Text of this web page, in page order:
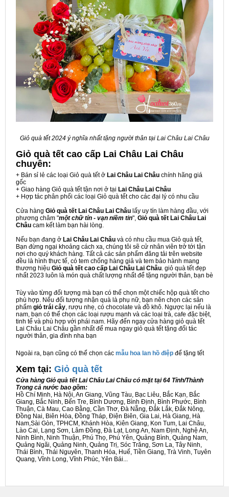
Giỏ quà tết 2024 ý nghĩa nhất tặng người thân tại Lai Châu Lai Châu
Giỏ quà tết cao cấp Lai Châu Lai Châu
chuyên:
+ Bán sỉ lẻ các loại Giỏ quà tết ở Lai Châu Lai Châu chính hãng giá
gốc
+ Giao hàng Giỏ quà tết tận nơi ở tại Lai Châu Lai Châu
+ Hợp tác phân phối các loại Giỏ quà tết cho các đại lý có nhu cầu
Cửa hàng Giỏ quà tết Lai Châu Lai Châu lấy uy tín làm hàng đầu, với
phương châm "một chữ tín - vạn niềm tin", Giỏ quà tết Lai Châu Lai
Châu cam kết làm bạn hài lòng.
Nếu bạn đang ở Lai Châu Lai Châu và có nhu cầu mua Giỏ quà tết,
Bạn đừng ngại khoảng cách xa, chúng tôi sẽ cử nhân viên trở tới tận
nơi cho quý khách hàng. Tất cả các sản phẩm đăng tải trên website
đều là hình thực tế, có tem chống hàng giả và tem bảo hành mang
thương hiệu Giỏ quà tết cao cấp Lai Châu Lai Châu. giỏ quà tết đẹp
nhất 2023 luôn là món quà chất lượng nhất để tặng người thân, bạn bè
Tùy vào từng đối tượng mà bạn có thể chọn một chiếc hộp quà tết cho
phù hợp. Nếu đối tượng nhận quà là phụ nữ, bạn nên chọn các sản
phẩm giỏ trái cây, rượu nhẹ, có chocolate và đồ khô. Ngược lại nếu là
nam, bạn có thể chọn các loại rượu mạnh và các loại trà, cafe đặc biệt,
tinh tế và phù hợp với phái nam. Hãy đến ngay cửa hàng giỏ quà tết
Lai Châu Lai Châu gần nhất để mua ngay giỏ quà tết tặng đối tác
người thân, gia đình nha bạn
Ngoài ra, bạn cũng có thể chọn các mẫu hoa lan hồ điệp để tặng tết
Xem tại: Giỏ quà tết
Cửa hàng Giỏ quà tết Lai Châu Lai Châu có mặt tại 64 Tỉnh/Thành
Trong cả nước bao gồm:
Hồ Chí Minh, Hà Nội, An Giang, Vũng Tàu, Bạc Liêu, Bắc Kạn, Bắc
Giang, Bắc Ninh, Bến Tre, Bình Dương, Bình Định, Bình Phước, Bình
Thuận, Cà Mau, Cao Bằng, Cần Thơ, Đà Nẵng, Đắk Lắk, Đắk Nông,
Đồng Nai, Biên Hòa, Đồng Tháp, Điện Biên, Gia Lai, Hà Giang, Hà
Nam,Sài Gòn, TPHCM, Khánh Hòa, Kiên Giang, Kon Tum, Lai Châu,
Lào Cai, Lạng Sơn, Lâm Đồng, Đà Lạt, Long An, Nam Định, Nghệ An,
Ninh Bình, Ninh Thuận, Phú Thọ, Phú Yên, Quảng Bình, Quảng Nam,
Quảng Ngãi, Quảng Ninh, Quảng Trị, Sóc Trăng, Sơn La, Tây Ninh,
Thái Bình, Thái Nguyên, Thanh Hóa, Huế, Tiền Giang, Trà Vinh, Tuyên
Quang, Vĩnh Long, Vĩnh Phúc, Yên Bái...